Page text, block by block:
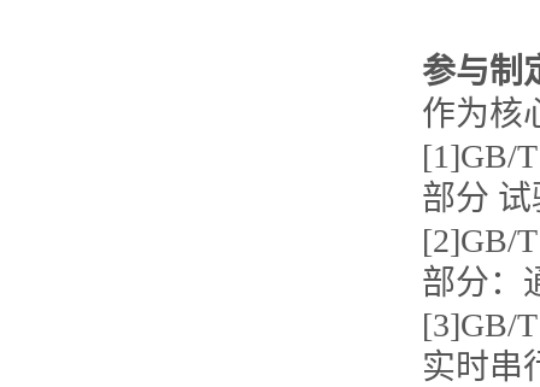
参与制
作为核
[1]GB/
部分
[2]GB/
部分：
[3]GB/
实时串